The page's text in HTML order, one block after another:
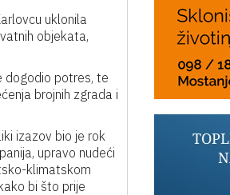
uklonila
objekata,
dogodio potres, te
brojnih zgrada i
izazov bio je rok
upravo nudeći
klimatskom
bi što prije